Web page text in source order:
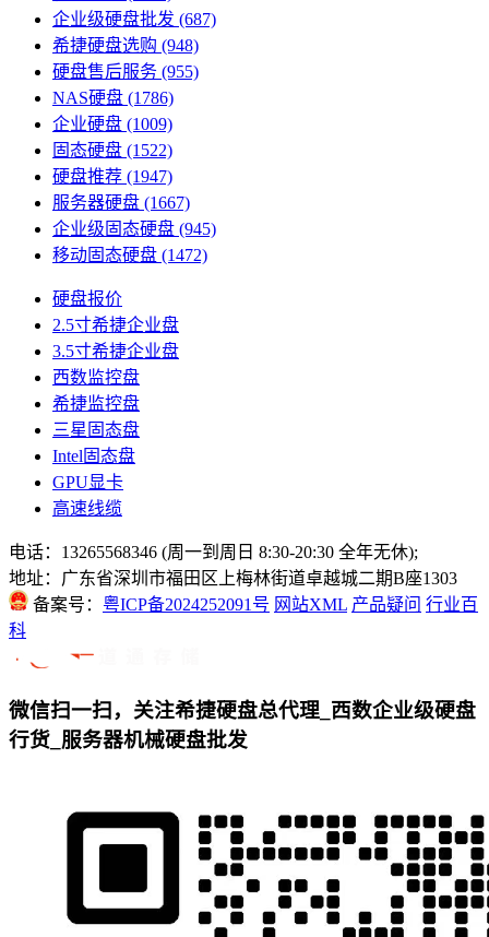
企业级硬盘批发 (687)
希捷硬盘选购 (948)
硬盘售后服务 (955)
NAS硬盘 (1786)
企业硬盘 (1009)
固态硬盘 (1522)
硬盘推荐 (1947)
服务器硬盘 (1667)
企业级固态硬盘 (945)
移动固态硬盘 (1472)
硬盘报价
2.5寸希捷企业盘
3.5寸希捷企业盘
西数监控盘
希捷监控盘
三星固态盘
Intel固态盘
GPU显卡
高速线缆
电话：13265568346 (周一到周日 8:30-20:30 全年无休);
地址：广东省深圳市福田区上梅林街道卓越城二期B座1303
备案号： 粤ICP备2024252091号 网站XML 产品疑问 行业百
科
微信扫一扫，关注希捷硬盘总代理_西数企业级硬盘
行货_服务器机械硬盘批发